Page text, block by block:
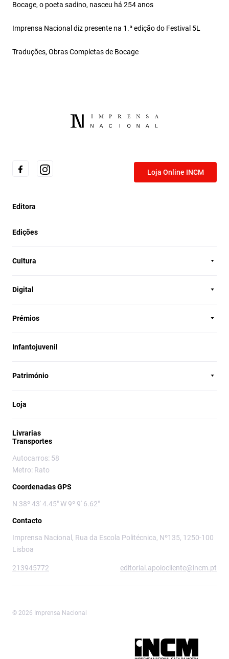
Bocage, o poeta sadino, nasceu há 254 anos
Imprensa Nacional diz presente na 1.ª edição do Festival 5L
Traduções, Obras Completas de Bocage
Loja Online INCM
Editora
Edições
Cultura
Digital
Prémios
Infantojuvenil
Património
Loja
Livrarias
Transportes
Autocarros: 58
Metro: Rato
Coordenadas GPS
N 38º 43' 4.45" W 9º 9' 6.62"
Contacto
Imprensa Nacional, Rua da Escola Politécnica, Nº135, 1250-100
Lisboa
213945772 editorial.apoiocliente@incm.pt
© 2026 Imprensa Nacional